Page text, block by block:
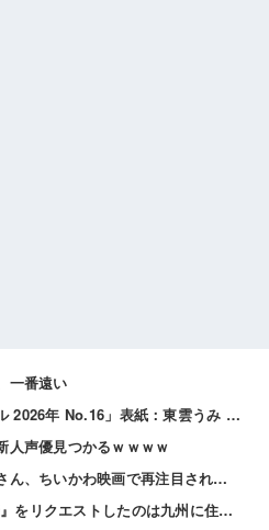
一番遠い
【8/12発売】「ヤングアニマル 2026年 No.16」表紙：東雲うみ / 虹咲カリナ
人声優見つかるｗｗｗｗ
【朗報】美人声優の井口裕香さん、ちいかわ映画で再注目されるｗｗｗｗ
「CDTVに『365日の紙飛行機』をリクエストしたのは九州に住む中学生」←この事実って結構デカいよな【AKB48】